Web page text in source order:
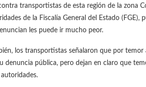
transportistas de esta región de la zona
de la Fiscalía General del Estado
les puede ir mucho peor.
los transportistas señalaron que por
denuncia pública, pero dejan en claro que